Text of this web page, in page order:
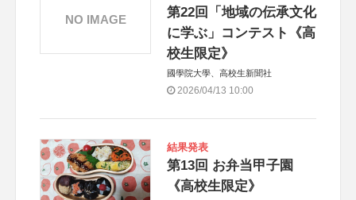
第22回「地域の伝承文化
に学ぶ」コンテスト《高
校生限定》
國學院大學、高校生新聞社
2026/04/13 10:00
NO IMAGE
結果発表
第13回 お弁当甲子園
《高校生限定》